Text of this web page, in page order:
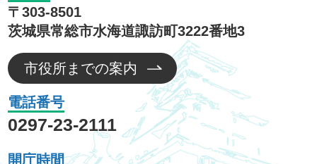
〒303-8501
茨城県常総市水海道諏訪町3222番地3
市役所までの案内
電話番号
0297-23-2111
開庁時間